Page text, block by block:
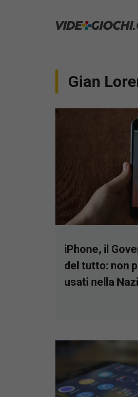
Gian
iPhone, il
del tutto: non
usati nella